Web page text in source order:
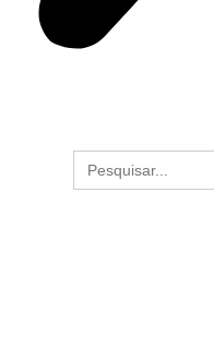
Search
for: